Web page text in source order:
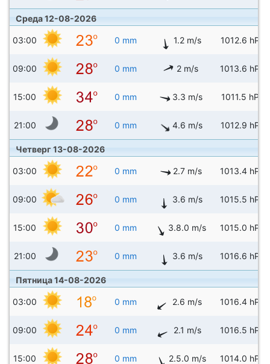
Среда 12-08-2026
03:00 0 mm 1.2 m/s 1012.6 hPa
09:00 0 mm 2 m/s 1013.6 hPa
15:00 0 mm 3.3 m/s 1011.5 hPa
21:00 0 mm 4.6 m/s 1012.9 hPa
Четверг 13-08-2026
03:00 0 mm 2.7 m/s 1013.4 hPa
09:00 0 mm 3.6 m/s 1015.5 hPa
15:00 0 mm 3.8.0 m/s 1015.0 hPa
21:00 0 mm 3.6 m/s 1016.6 hPa
Пятница 14-08-2026
03:00 0 mm 2.6 m/s 1016.4 hPa
09:00 0 mm 2.1 m/s 1016.5 hPa
15:00 0 mm 2.5.0 m/s 1014.0 hPa